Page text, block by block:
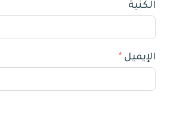
الكنية
الإيميل